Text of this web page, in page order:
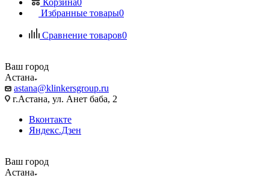
Корзина0
Избранные товары0
Сравнение товаров0
Ваш город
Астана
astana@klinkersgroup.ru
г.Астана, ул. Анет баба, 2
Вконтакте
Яндекс.Дзен
Ваш город
Астана